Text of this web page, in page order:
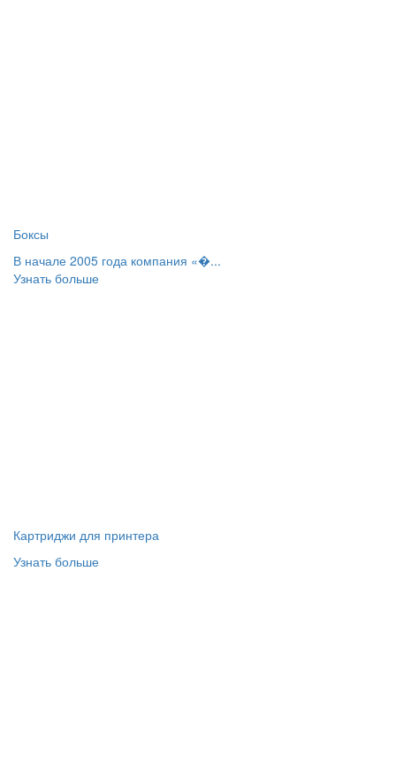
Боксы
В начале 2005 года компания «�...
Узнать больше
Картриджи для принтера
Узнать больше